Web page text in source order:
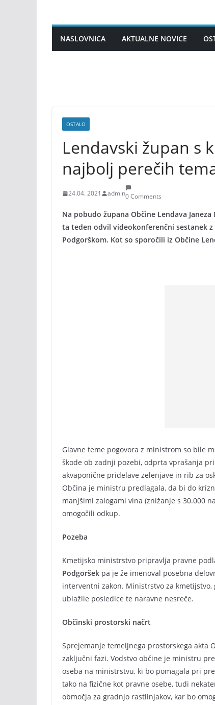
contentNASLOVNICA AKTUALNE NOVICE
OSTALO
Lendavski župan s
najbolj perečih
24.04. 2021 admin0 Comments
Na pobudo župana Občine Lendava
ta teden odvil videokonferenčni sestanek
Podgorškom. Kot so sporočili iz Občine
Glavne teme pogovora z ministrom so bile
škode ob zadnji pozebi, odprta vprašanja
akvaponične pridelave zelenjave in rib za
Občina je ministru predlagala, da bi do
manjšimi zalogami vina (znižanje s 30.000
omogočili odkup.
Pozeba
Kmetijsko ministrstvo pripravlja pravne
Podgoršek pa je že imenoval posebna
interventni zakon. Ministrstvo za
ublažile posledice te naravne nesreče.
Občinski prostorski načrt
Sprejemanje temeljnega prostorskega akta
zaključni fazi. Vodstvo občine je ministru
oseba na ministrstvu, ki bo pomagala pri
tako na fizične kot pravne osebe, tudi
območja za gradnjo rastlinjakov, kar bo